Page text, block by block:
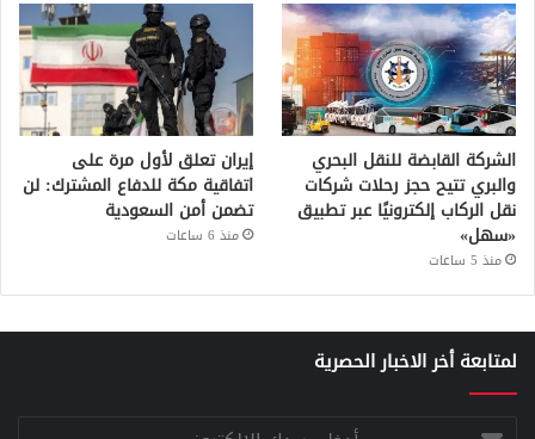
الشركة القابضة للنقل البحري
والبري تتيح حجز رحلات شركات
نقل الركاب إلكترونيًا عبر تطبيق
«سهل»
منذ 5 ساعات
إيران تعلق لأول مرة على
اتفاقية مكة للدفاع المشترك: لن
تضمن أمن السعودية
منذ 6 ساعات
لمتابعة أخر الاخبار الحصرية
أدخل